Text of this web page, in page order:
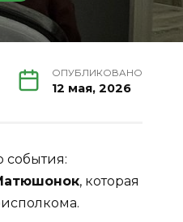
ОПУБЛИКОВАНО
12 мая, 2026
события:
, которая